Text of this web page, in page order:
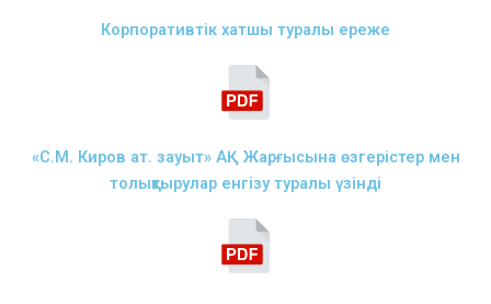
Корпоративтік хатшы туралы ереже
«С.М. Киров ат. зауыт» АҚ Жарғысына өзгерістер мен
толықтырулар енгізу туралы үзінді